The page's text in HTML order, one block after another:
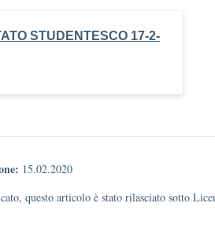
STUDENTESCO 17-2-
15.02.2020
questo articolo è stato rilasciato sotto